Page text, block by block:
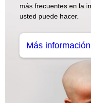
de
temas
más frecuentes en la
usted puede hacer.
Más información